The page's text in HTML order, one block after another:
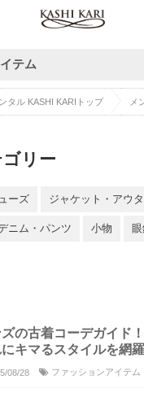
テム
タル KASHI KARIトップ メ
リー
ーズ ジャケット・アウ
ニム・パンツ 小物
ズの古着コーデガイド
にキマるスタイルを網羅
08/28 ファッションアイテム